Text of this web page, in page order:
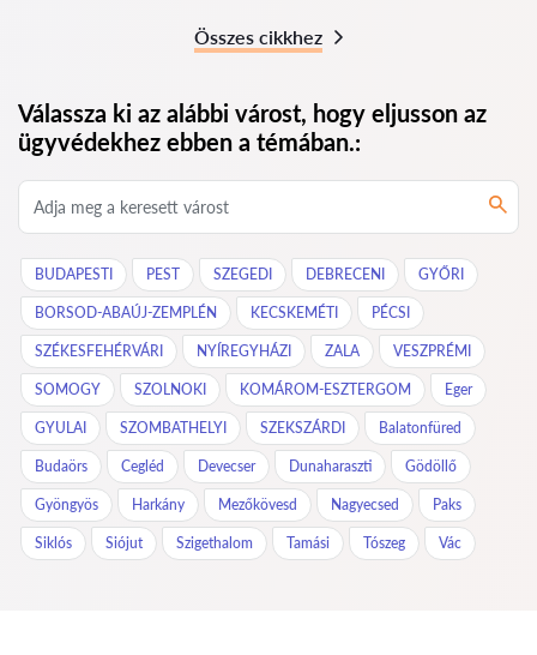
Összes cikkhez
Válassza ki az alábbi várost, hogy eljusson az
ügyvédekhez ebben a témában.:
BUDAPESTI PEST SZEGEDI DEBRECENI GYŐRI
BORSOD-ABAÚJ-ZEMPLÉN KECSKEMÉTI PÉCSI
SZÉKESFEHÉRVÁRI NYÍREGYHÁZI ZALA VESZPRÉMI
SOMOGY SZOLNOKI KOMÁROM-ESZTERGOM Eger
GYULAI SZOMBATHELYI SZEKSZÁRDI Balatonfüred
Budaörs Cegléd Devecser Dunaharaszti Gödöllő
Gyöngyös Harkány Mezőkövesd Nagyecsed Paks
Siklós Siójut Szigethalom Tamási Tószeg Vác